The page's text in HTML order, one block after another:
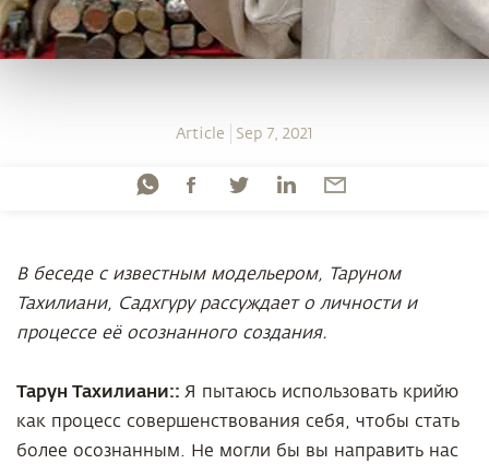
Article Sep 7, 2021
В беседе с известным модельером, Таруном
Тахилиани, Садхгуру рассуждает о личности и
процессе её осознанного создания.
Тарун Тахилиани:: Я пытаюсь использовать крийю
как процесс совершенствования себя, чтобы стать
более осознанным. Не могли бы вы направить нас